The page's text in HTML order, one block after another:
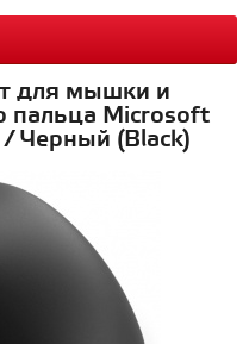
для мышки и
пальца Microsoft
Черный (Black)